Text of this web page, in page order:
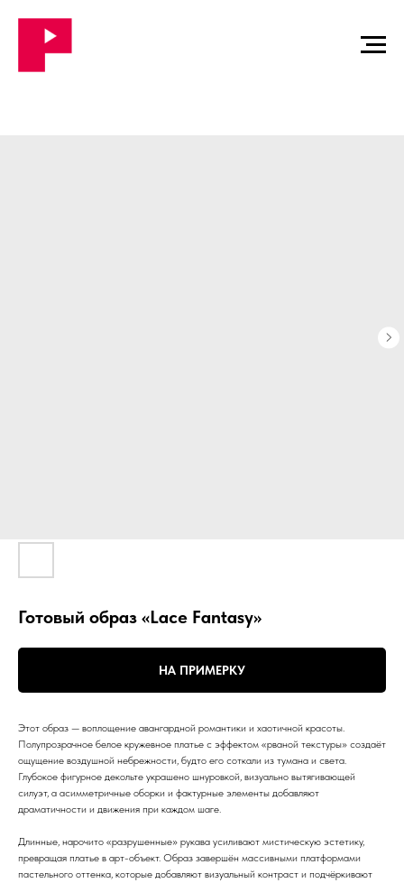
Готовый образ «Lace Fantasy»
НА ПРИМЕРКУ
Этот образ — воплощение авангардной романтики и хаотичной красоты.
Полупрозрачное белое кружевное платье с эффектом «рваной текстуры» создаёт
ощущение воздушной небрежности, будто его соткали из тумана и света.
Глубокое фигурное декольте украшено шнуровкой, визуально вытягивающей
силуэт, а асимметричные оборки и фактурные элементы добавляют
драматичности и движения при каждом шаге.
Длинные, нарочито «разрушенные» рукава усиливают мистическую эстетику,
превращая платье в арт-объект. Образ завершён массивными платформами
пастельного оттенка, которые добавляют визуальный контраст и подчёркивают